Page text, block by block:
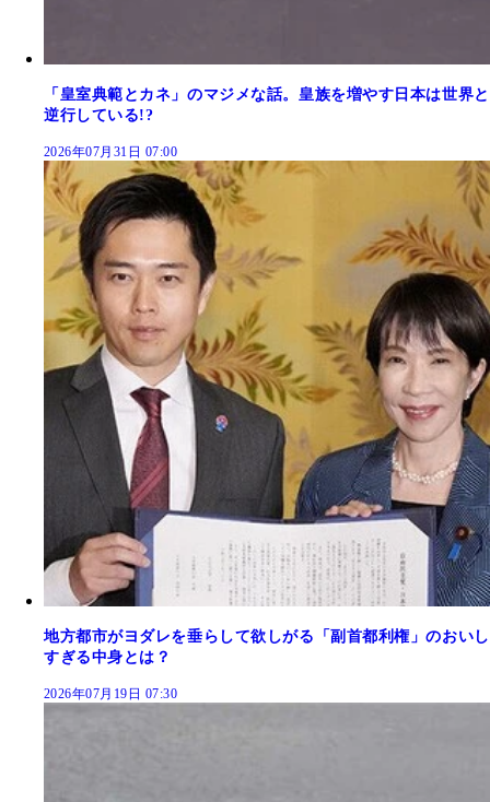
「皇室典範とカネ」のマジメな話。皇族を増やす日本は世界と
逆行している!?
2026年07月31日 07:00
地方都市がヨダレを垂らして欲しがる「副首都利権」のおいし
すぎる中身とは？
2026年07月19日 07:30